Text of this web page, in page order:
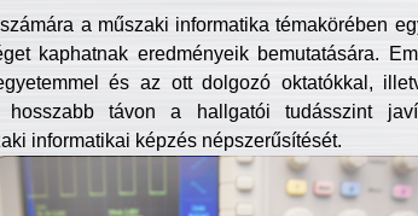
a műszaki informatika témakörében
kaphatnak eredményeik bemutatására.
és az ott dolgozó oktatókkal,
hosszabb távon a hallgatói tudásszint
informatikai képzés népszerűsítését.